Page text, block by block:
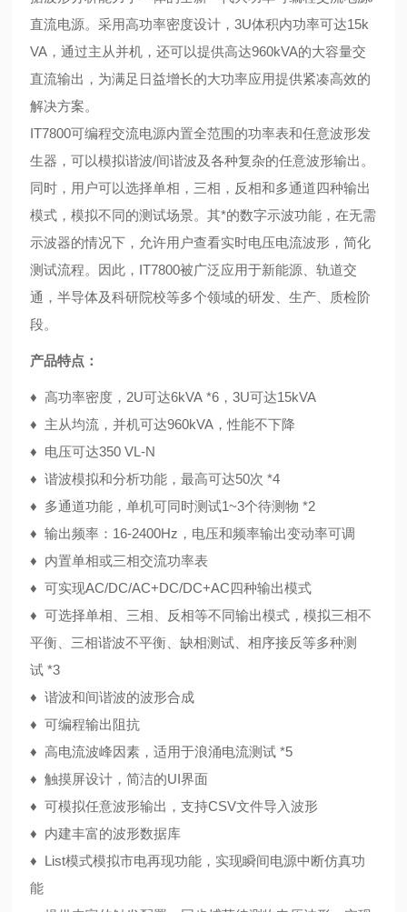
直流电源。采用高功率密度设计，3U体积内功率可达15k
VA，通过主从并机，还可以提供高达960kVA的大容量交
直流输出，为满足日益增长的大功率应用提供紧凑高效的
解决方案。
IT7800可编程交流电源内置全范围的功率表和任意波形发
生器，可以模拟谐波/间谐波及各种复杂的任意波形输出。
同时，用户可以选择单相，三相，反相和多通道四种输出
模式，模拟不同的测试场景。其*的数字示波功能，在无需
示波器的情况下，允许用户查看实时电压电流波形，简化
测试流程。因此，IT7800被广泛应用于新能源、轨道交
通，半导体及科研院校等多个领域的研发、生产、质检阶
段。
产品特点：
♦ 高功率密度， 2U可达6kVA*6 ，3U可达15kVA
♦ 主从均流，并机可达960kVA，性能不下降
♦ 电压可达350 VL-N
♦ 谐波模拟和分析功能，最高可达50次*4
♦ 多通道功能，单机可同时测试1~3个待测物*2
♦ 输出频率：16-2400Hz，电压和频率输出变动率可调
♦ 内置单相或三相交流功率表
♦ 可实现AC/DC/AC+DC/DC+AC四种输出模式
♦ 可选择单相、三相、反相等不同输出模式，模拟三相不
平衡、三相谐波不平衡、缺相测试、相序接反等多种测
试*3
♦ 谐波和间谐波的波形合成
♦ 可编程输出阻抗
♦ 高电流波峰因素，适用于浪涌电流测试*5
♦ 触摸屏设计，简洁的UI界面
♦ 可模拟任意波形输出，支持CSV文件导入波形
♦ 内建丰富的波形数据库
♦ List模式模拟市电再现功能，实现瞬间电源中断仿真功
能